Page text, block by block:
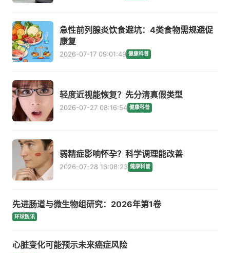
急性前列腺炎饮食避坑：4类食物需规避促
康复
2026-07-17 09:01:49 健康科普
轻度近视能恢复？先分清真假类型
2026-07-27 08:16:54 健康科普
弱精症影响怀孕？科学调理能改善
2026-07-28 16:08:23 健康科普
先进肠道与微生物组研究：2026年第1卷
环球医讯
心脏变化可能预示未来癌症风险